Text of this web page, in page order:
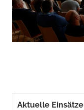
Aktuelle